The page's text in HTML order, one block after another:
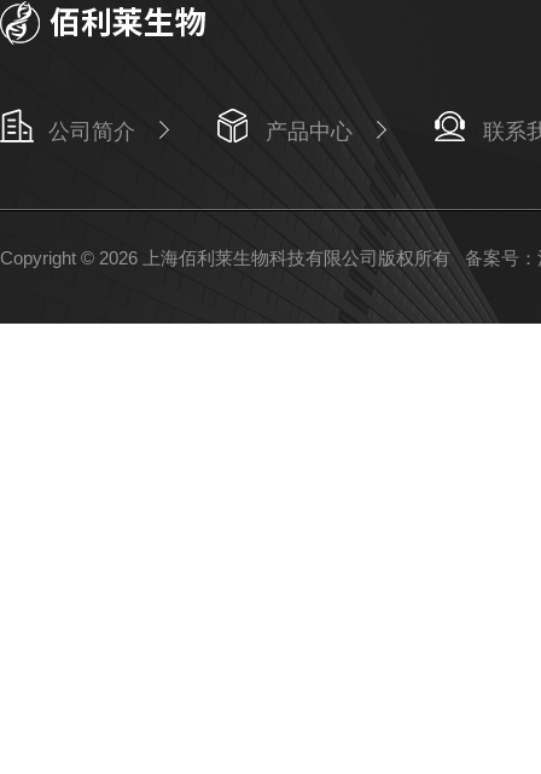
公司简介 产品中心 联系
Copyright © 2026 上海佰利莱生物科技有限公司版权所有 备案号：